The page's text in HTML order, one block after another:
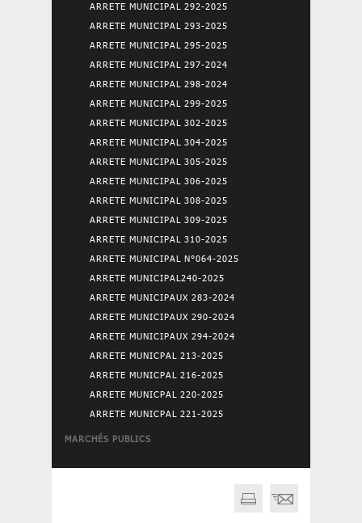
ARRETE MUNICIPAL 292-2025
ARRETE MUNICIPAL 293-2025
ARRETE MUNICIPAL 295-2025
ARRETE MUNICIPAL 297-2024
ARRETE MUNICIPAL 298-2024
ARRETE MUNICIPAL 299-2025
ARRETE MUNICIPAL 302-2025
ARRETE MUNICIPAL 304-2025
ARRETE MUNICIPAL 305-2025
ARRETE MUNICIPAL 306-2025
ARRETE MUNICIPAL 308-2025
ARRETE MUNICIPAL 309-2025
ARRETE MUNICIPAL 310-2025
ARRETE MUNICIPAL N°064-2025
ARRETE MUNICIPAL240-2025
ARRETE MUNICIPAUX 283-2024
ARRETE MUNICIPAUX 290-2024
ARRETE MUNICIPAUX 294-2024
ARRETE MUNICPAL 213-2025
ARRETE MUNICPAL 216-2025
ARRETE MUNICPAL 220-2025
ARRETE MUNICPAL 221-2025
MARCHÉS PUBLICS